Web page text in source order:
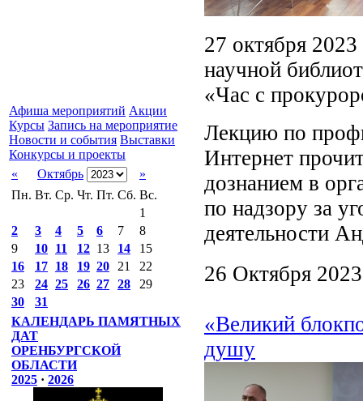
Афиша мероприятий Акции
Курсы Запись на мероприятие
Новости и события Выставки
Конкурсы и проекты
«
Октябрь
»
Пн. Вт. Ср. Чт. Пт. Сб. Вс.
1
2
3 4 5 6 7
8
9
10 11 12 13 14
15
16
17 18 19 20 21
22
23
24 25 26 27 28
29
30
31
КАЛЕНДАРЬ ПАМЯТНЫХ
ДАТ
ОРЕНБУРГСКОЙ
ОБЛАСТИ
2025 · 2026
27 октября
научной
«Час с
Лекцию по
Интернет
дознанием в
по надзору за
деятельности
26 Октября 2023
«Великий
душу